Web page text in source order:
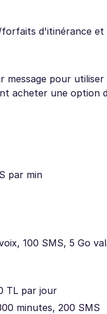
d'itinérance
pour
acheter une option
par min
100 SMS, 5 Go
TL par jour
minutes, 200 SMS